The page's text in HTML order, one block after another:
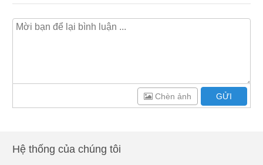
GỬI
Chèn ảnh
Hệ thống của chúng tôi